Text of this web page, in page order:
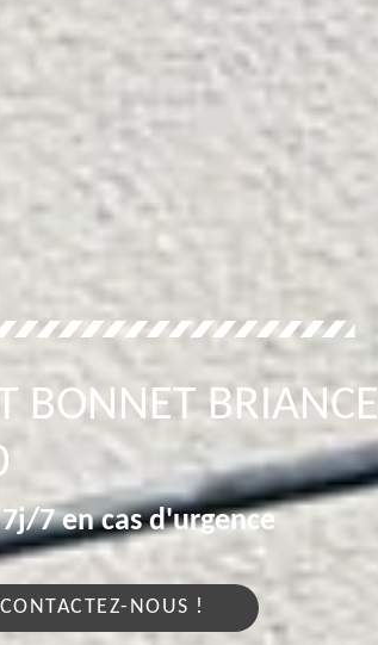
BONNET BRIANCE
7 en cas d'urgence
CONTACTEZ-NOUS !